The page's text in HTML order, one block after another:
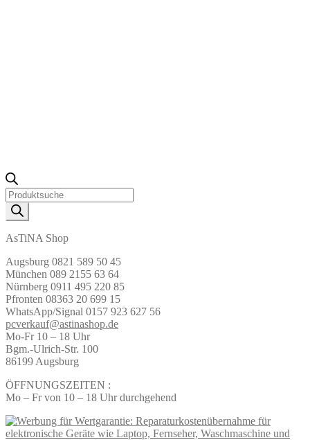
Products
search
AsTiNA Shop
Augsburg 0821 589 50 45
München 089 2155 63 64
Nürnberg 0911 495 220 85
Pfronten 08363 20 699 15
WhatsApp/Signal 0157 923 627 56
pcverkauf@astinashop.de
Mo-Fr 10 – 18 Uhr
Bgm.-Ulrich-Str. 100
86199 Augsburg
ÖFFNUNGSZEITEN :
Mo – Fr von 10 – 18 Uhr durchgehend